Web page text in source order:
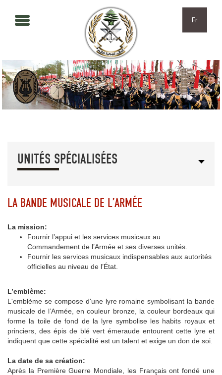
Fr
UNITÉS SPÉCIALISÉES
LA BANDE MUSICALE DE L’ARMÉE
La mission:
Fournir l’appui et les services musicaux au
Commandement de l’Armée et ses diverses unités.
Fournir les services musicaux indispensables aux autorités
officielles au niveau de l’État.
L’emblème:
L'emblème se compose d'une lyre romaine symbolisant la bande
musicale de l’Armée, en couleur bronze, la couleur bordeaux qui
forme la toile de fond de la lyre symbolise les habits royaux et
princiers, des épis de blé vert émeraude entourent cette lyre et
indiquent que cette spécialité est un talent et exige un don de soi.
La date de sa création:
Après la Première Guerre Mondiale, les Français ont fondé une